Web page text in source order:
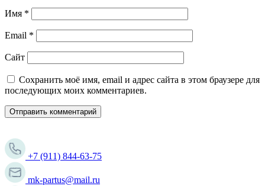
Имя *
Email *
Сайт
Сохранить моё имя, email и адрес сайта в этом браузере для
последующих моих комментариев.
+7 (911) 844-63-75
mk-partus@mail.ru